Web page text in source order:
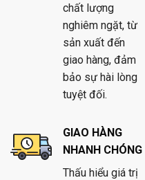
chất lượng
nghiêm ngặt, từ
sản xuất đến
giao hàng, đảm
bảo sự hài lòng
tuyệt đối.
GIAO HÀNG
NHANH CHÓNG
Thấu hiểu giá trị